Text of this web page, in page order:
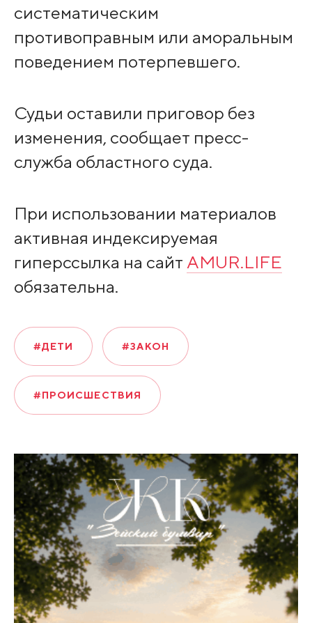
систематическим
противоправным или аморальным
поведением потерпевшего.
Судьи оставили приговор без
изменения, сообщает пресс-
служба областного суда.
При использовании материалов
активная индексируемая
гиперссылка на сайт AMUR.LIFE
обязательна.
#ДЕТИ #ЗАКОН
#ПРОИСШЕСТВИЯ